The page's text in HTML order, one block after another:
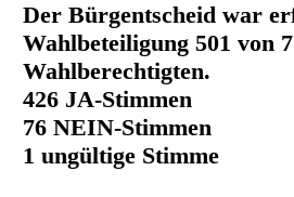
Der Bürgentscheid war
Wahlbeteiligung 501 von
Wahlberechtigten.
426 JA-Stimmen
76 NEIN-Stimmen
1 ungültige Stimme